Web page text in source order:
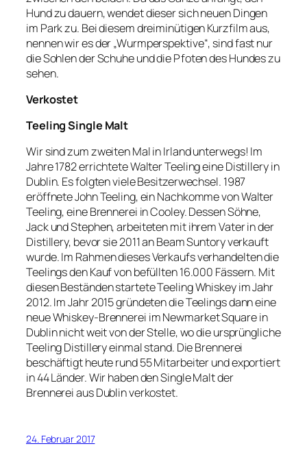
Hund zu dauern, wendet dieser sich neuen Dingen
im Park zu. Bei diesem dreiminütigen Kurzfilm aus,
nennen wir es der „Wurmperspektive“, sind fast nur
die Sohlen der Schuhe und die Pfoten des Hundes zu
sehen.
Verkostet
Teeling Single Malt
Wir sind zum zweiten Mal in Irland unterwegs! Im
Jahre 1782 errichtete Walter Teeling eine Distillery in
Dublin. Es folgten viele Besitzerwechsel. 1987
eröffnete John Teeling, ein Nachkomme von Walter
Teeling, eine Brennerei in Cooley. Dessen Söhne,
Jack und Stephen, arbeiteten mit ihrem Vater in der
Distillery, bevor sie 2011 an Beam Suntory verkauft
wurde. Im Rahmen dieses Verkaufs verhandelten die
Teelings den Kauf von befüllten 16.000 Fässern. Mit
diesen Beständen startete Teeling Whiskey im Jahr
2012. Im Jahr 2015 gründeten die Teelings dann eine
neue Whiskey-Brennerei im Newmarket Square in
Dublin nicht weit von der Stelle, wo die ursprüngliche
Teeling Distillery einmal stand. Die Brennerei
beschäftigt heute rund 55 Mitarbeiter und exportiert
in 44 Länder. Wir haben den Single Malt der
Brennerei aus Dublin verkostet.
24. Februar 2017